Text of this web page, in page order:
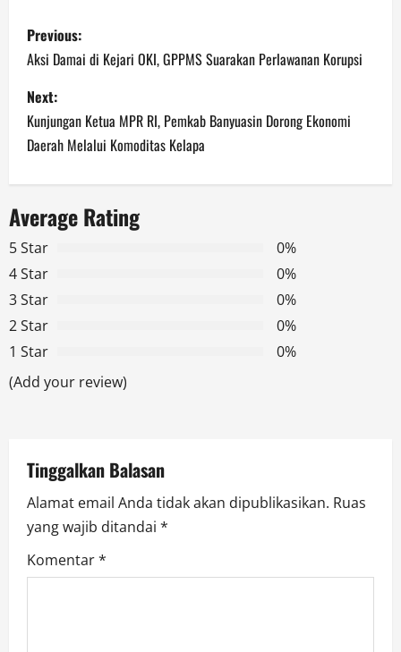
P
o
s
t
n
a
v
i
g
a
o
n
Previous:
Aksi Damai di Kejari OKI, GPPMS Suarakan Perlawanan Korupsi
Next:
Kunjungan Ketua MPR RI, Pemkab Banyuasin Dorong Ekonomi
Daerah Melalui Komoditas Kelapa
Average Rating
5 Star
0%
4 Star
0%
3 Star
0%
2 Star
0%
1 Star
0%
(Add your review)
Tinggalkan Balasan
Alamat email Anda tidak akan dipublikasikan. Ruas
yang wajib ditandai *
Komentar*